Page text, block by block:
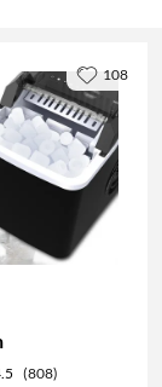
(808)
108